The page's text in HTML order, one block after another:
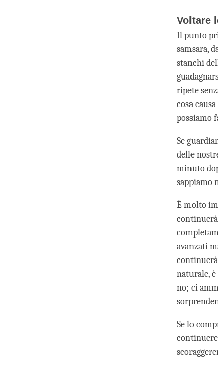
Voltare
Il punto
samsara,
stanchi
ripete
cosa
possiamo
Se
delle
minuto
sappiamo
È molto
avanzati
continuerà
naturale,
no; ci
Se lo